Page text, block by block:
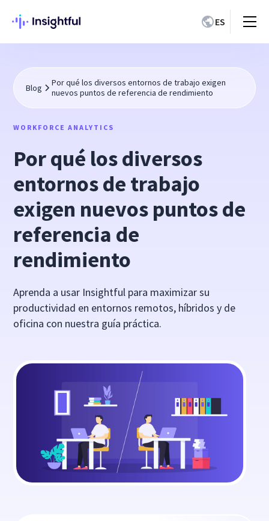
ES
Blog
Por qué los diversos entornos de trabajo exigen
nuevos puntos de referencia de rendimiento
WORKFORCE ANALYTICS
Por qué los diversos
entornos de trabajo
exigen nuevos puntos de
referencia de
rendimiento
Aprenda a usar Insightful para maximizar su
productividad en entornos remotos, híbridos y de
oficina con nuestra guía práctica.